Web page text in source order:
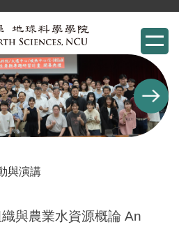
與演講
與農業水資源概論 An